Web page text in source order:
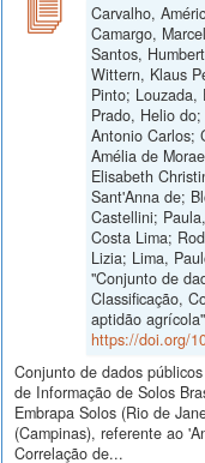
Carvalho,
Camargo,
Santos,
Wittern, Klaus
Pinto; Louzada,
Prado, Helio
Antonio Carlos;
Amélia de
Elisabeth
Sant'Anna de;
Castellini;
Costa Lima;
Lizia; Lima,
"Conjunto de
Classificação,
aptidão
https://doi.org/
Conjunto de dados
de Informação de Solos
Embrapa Solos (Rio de
(Campinas), referente ao
Correlação de...